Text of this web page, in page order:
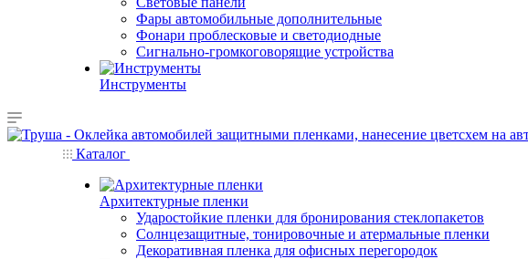
Фары автомобильные дополнительные
Фонари проблесковые и светодиодные
Сигнально-громкоговорящие устройства
Инструменты
Каталог
Архитектурные пленки
Ударостойкие пленки для бронирования стеклопакетов
Солнцезащитные, тонировочные и атермальные пленки
Декоративная пленка для офисных перегородок